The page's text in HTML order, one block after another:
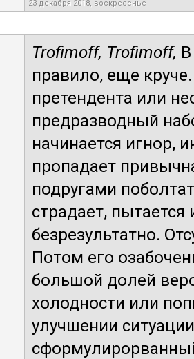
23 декабря 2018, воскресенье
Trofimoff, Trofimoff,
правило, еще
претендента или
предразводный
начинается игнор,
пропадает
подругами
страдает, пытается
безрезультатно.
Потом его
большой долей
холодности или
улучшении